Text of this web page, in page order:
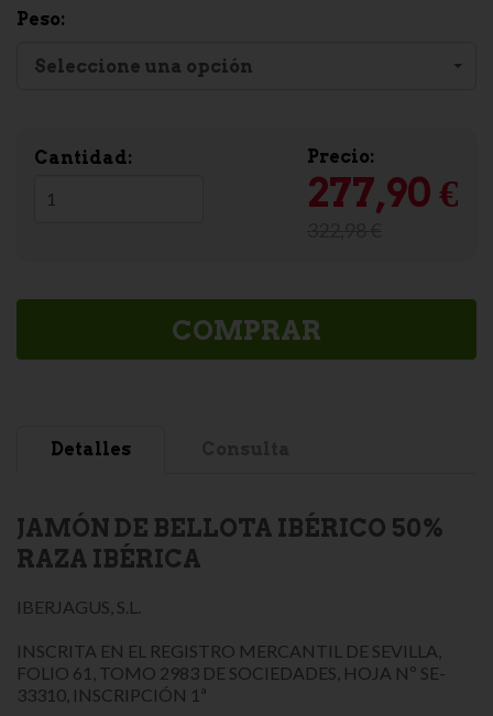
Peso:
Seleccione una opción
Cantidad: Precio:
277,90 €
COMPRAR
Detalles
JAMÓN DE BELLOTA IBÉRICO 50%
RAZA IBÉRICA
IBERJAGUS, S.L.
INSCRITA EN EL REGISTRO MERCANTIL DE SEVILLA,
FOLIO 61, TOMO 2983 DE SOCIEDADES, HOJA Nº SE-
33310, INSCRIPCIÓN 1ª